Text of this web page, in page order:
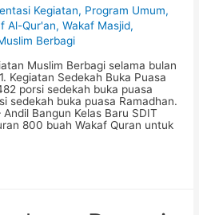
Kegiatan, Program Umum,
Al-Qur'an,Wakaf Masjid,
Berbagi
Muslim Berbagi selama bulan
Kegiatan Sedekah Buka Puasa
porsi sedekah buka puasa
sedekah buka puasa Ramadhan.
Bangun Kelas Baru SDIT
800 buah Wakaf Quran untuk